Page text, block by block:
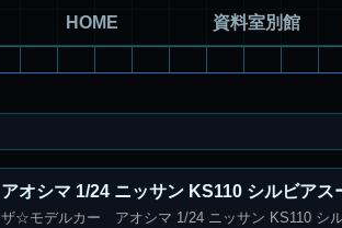
HOME 資料室別館
アオシマ 1/24 ニッサン KS110 シルビアス
ザ☆モデルカー アオシマ 1/24 ニッサン KS110 シ